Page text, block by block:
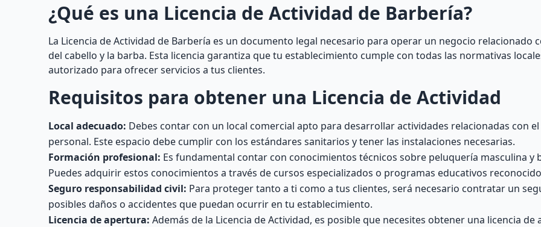
¿Qué es una Licencia de Actividad de Barbería?
La Licencia de Actividad de Barbería es un documento legal necesario para operar un negocio relacionado
del cabello y la barba. Esta licencia garantiza que tu establecimiento cumple con todas las normativas
autorizado para ofrecer servicios a tus clientes.
Requisitos para obtener una Licencia de Actividad
Local adecuado: Debes contar con un local comercial apto para desarrollar actividades relacionadas con
personal. Este espacio debe cumplir con los estándares sanitarios y tener las instalaciones necesarias.
Formación profesional: Es fundamental contar con conocimientos técnicos sobre peluquería masculina y
Puedes adquirir estos conocimientos a través de cursos especializados o programas educativos
Seguro responsabilidad civil: Para proteger tanto a ti como a tus clientes, será necesario contratar un
posibles daños o accidentes que puedan ocurrir en tu establecimiento.
Licencia de apertura: Además de la Licencia de Actividad, es posible que necesites obtener una licencia de